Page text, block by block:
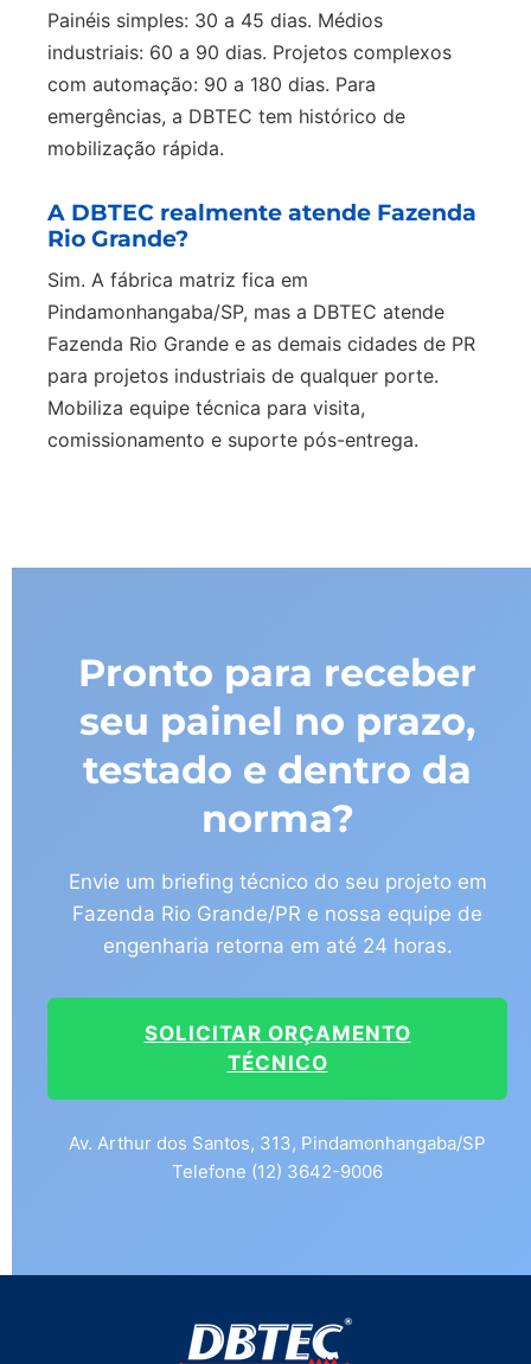
Painéis simples: 30 a 45 dias. Médios
industriais: 60 a 90 dias. Projetos complexos
com automação: 90 a 180 dias. Para
emergências, a DBTEC tem histórico de
mobilização rápida.
A DBTEC realmente atende Fazenda
Rio Grande?
Sim. A fábrica matriz fica em
Pindamonhangaba/SP, mas a DBTEC atende
Fazenda Rio Grande e as demais cidades de PR
para projetos industriais de qualquer porte.
Mobiliza equipe técnica para visita,
comissionamento e suporte pós-entrega.
Pronto para receber
seu painel no prazo,
testado e dentro da
norma?
Envie um briefing técnico do seu projeto em
Fazenda Rio Grande/PR e nossa equipe de
engenharia retorna em até 24 horas.
SOLICITAR ORÇAMENTO
TÉCNICO
Av. Arthur dos Santos, 313, Pindamonhangaba/SP
Telefone (12) 3642-9006